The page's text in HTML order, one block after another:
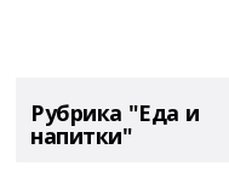
Рубрика "Еда и
напитки"